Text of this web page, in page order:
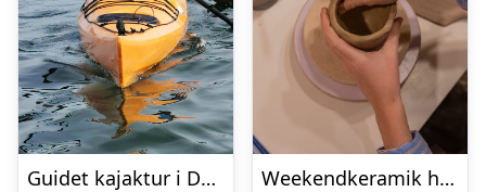
Guidet kajaktur i Det Sydfynske Øhav
Weekendkeramik hos Lodewa Studio & Boutique